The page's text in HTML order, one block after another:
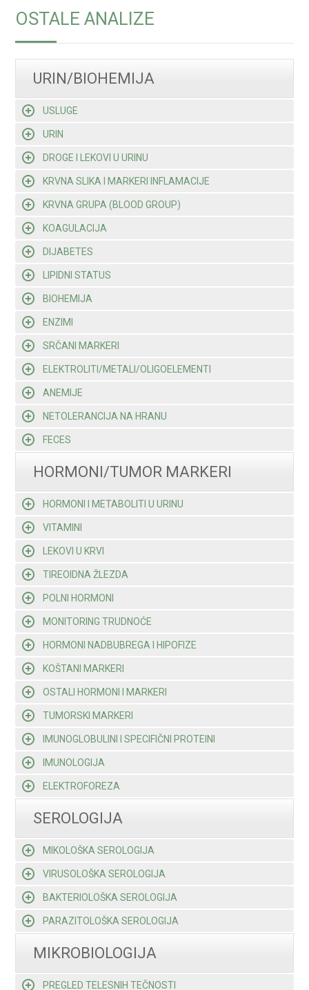
OSTALE ANALIZE
URIN/BIOHEMIJA
USLUGE
URIN
DROGE I LEKOVI U URINU
KRVNA SLIKA I MARKERI INFLAMACIJE
KRVNA GRUPA (BLOOD GROUP)
KOAGULACIJA
DIJABETES
LIPIDNI STATUS
BIOHEMIJA
ENZIMI
SRČANI MARKERI
ELEKTROLITI/METALI/OLIGOELEMENTI
ANEMIJE
NETOLERANCIJA NA HRANU
FECES
HORMONI/TUMOR MARKERI
HORMONI I METABOLITI U URINU
VITAMINI
LEKOVI U KRVI
TIREOIDNA ŽLEZDA
POLNI HORMONI
MONITORING TRUDNOĆE
HORMONI NADBUBREGA I HIPOFIZE
KOŠTANI MARKERI
OSTALI HORMONI I MARKERI
TUMORSKI MARKERI
IMUNOGLOBULINI I SPECIFIČNI PROTEINI
IMUNOLOGIJA
ELEKTROFOREZA
SEROLOGIJA
MIKOLOŠKA SEROLOGIJA
VIRUSOLOŠKA SEROLOGIJA
BAKTERIOLOŠKA SEROLOGIJA
PARAZITOLOŠKA SEROLOGIJA
MIKROBIOLOGIJA
PREGLED TELESNIH TEČNOSTI